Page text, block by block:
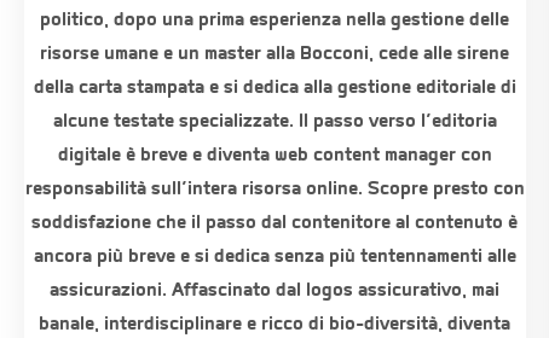
politico, dopo una prima esperienza nella gestione delle
risorse umane e un master alla Bocconi, cede alle sirene
della carta stampata e si dedica alla gestione editoriale di
alcune testate specializzate. Il passo verso l’editoria
digitale è breve e diventa web content manager con
responsabilità sull’intera risorsa online. Scopre presto con
soddisfazione che il passo dal contenitore al contenuto è
ancora più breve e si dedica senza più tentennamenti alle
assicurazioni. Affascinato dal logos assicurativo, mai
banale, interdisciplinare e ricco di bio-diversità, diventa